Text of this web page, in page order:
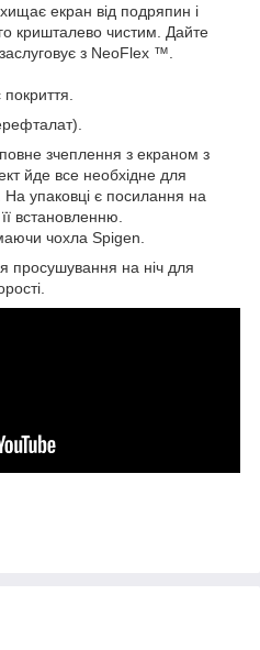
екран від подряпин і
кришталево чистим. Дайте
з NeoFlex ™.
зчеплення з екраном з
йде все необхідне для
На упаковці є посилання на
встановленню.
чохла Spigen.
просушування на ніч для